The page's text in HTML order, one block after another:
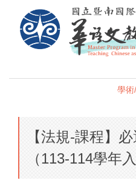
容
學術
學位論文
【法規-課程】
（113-114學年